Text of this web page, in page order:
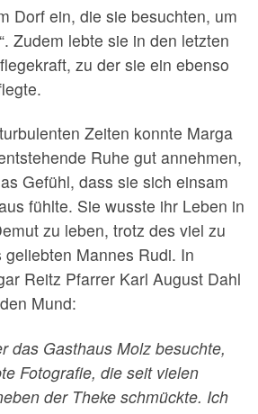
Dorf ein, die sie besuchten, um
Zudem lebte sie in den letzten
zu der sie ein ebenso
Zeiten konnte Marga
Ruhe gut annehmen,
Gefühl, dass sie sich einsam
fühlte. Sie wusste ihr Leben in
zu leben, trotz des viel zu
Mannes Rudi. In
Reitz Pfarrer Karl August Dahl
Mund:
das Gasthaus Molz besuchte,
Fotografie, die seit vielen
der Theke schmückte. Ich